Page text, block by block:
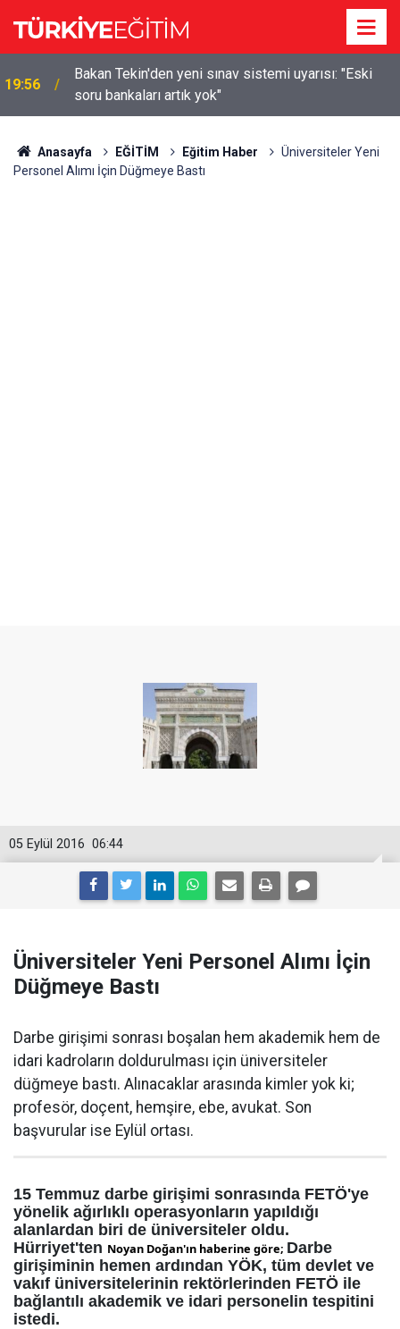
19:56
Bakan Tekin'den yeni sınav sistemi uyarısı: "Eski
soru bankaları artık yok"
Anasayfa EĞİTİM Eğitim Haber
Üniversiteler Yeni
Personel Alımı İçin Düğmeye Bastı
06:44
05 Eylül 2016
Üniversiteler Yeni Personel Alımı İçin
Düğmeye Bastı
Darbe girişimi sonrası boşalan hem akademik hem de
idari kadroların doldurulması için üniversiteler
düğmeye bastı. Alınacaklar arasında kimler yok ki;
profesör, doçent, hemşire, ebe, avukat. Son
başvurular ise Eylül ortası.
15 Temmuz darbe girişimi sonrasında FETÖ'ye
yönelik ağırlıklı operasyonların yapıldığı
alanlardan biri de üniversiteler oldu.
Hürriyet'ten Noyan Doğan'ın haberine göre; Darbe
girişiminin hemen ardından YÖK, tüm devlet ve
vakıf üniversitelerinin rektörlerinden FETÖ ile
bağlantılı akademik ve idari personelin tespitini
istedi.